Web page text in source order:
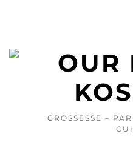
GROSSESSE –